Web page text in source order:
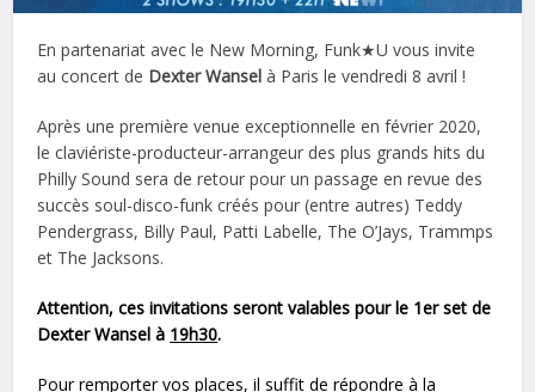
En partenariat avec le New Morning, Funk★U vous invite
au concert de Dexter Wansel à Paris le vendredi 8 avril !
Après une première venue exceptionnelle en février 2020,
le claviériste-producteur-arrangeur des plus grands hits du
Philly Sound sera de retour pour un passage en revue des
succès soul-disco-funk créés pour (entre autres) Teddy
Pendergrass, Billy Paul, Patti Labelle, The O’Jays, Trammps
et The Jacksons.
Attention, cesinvitations seront valables pour le 1er set de
Dexter Wansel à 19h30.
Pour remporter vos places, il suffit de répondre à la